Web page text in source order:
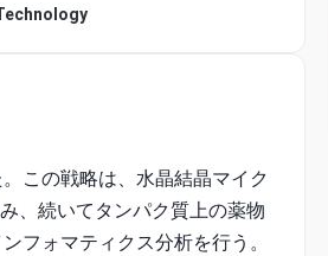
この戦略は、水晶結晶マイク
、続いてタンパク質上の薬物
フォマティクス分析を行う。